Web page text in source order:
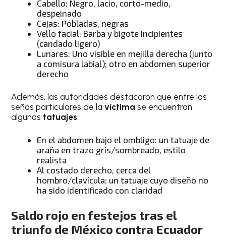
Cabello: Negro, lacio, corto-medio,
despeinado
Cejas: Pobladas, negras
Vello facial: Barba y bigote incipientes
(candado ligero)
Lunares: Uno visible en mejilla derecha (junto
a comisura labial); otro en abdomen superior
derecho
Además, las autoridades destacaron que entre las
señas particulares de lavíctimase encuentran
algunos tatuajes:
En el abdomen bajo el ombligo: un tatuaje de
araña en trazo gris/sombreado, estilo
realista
Al costado derecho, cerca del
hombro/clavícula: un tatuaje cuyo diseño no
ha sido identificado con claridad
Saldo rojo en festejos tras el
triunfo de México contra Ecuador